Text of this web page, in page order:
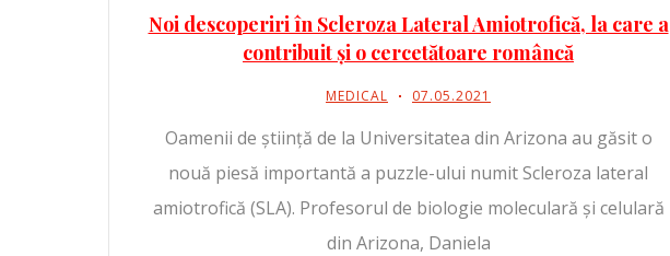
Noi descoperiri în Scleroza Lateral Amiotrofică, la care a
contribuit și o cercetătoare româncă
MEDICAL 07.05.2021
Oamenii de știință de la Universitatea din Arizona au găsit o
nouă piesă importantă a puzzle-ului numit Scleroza lateral
amiotrofică (SLA). Profesorul de biologie moleculară și celulară
din Arizona, Daniela